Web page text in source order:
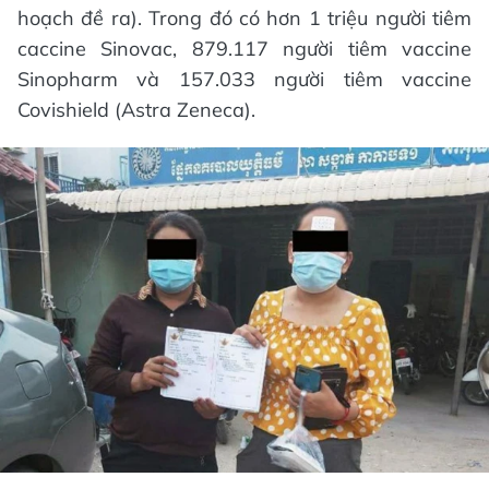
hoạch đề ra). Trong đó có hơn 1 triệu người tiêm
caccine Sinovac, 879.117 người tiêm vaccine
Sinopharm và 157.033 người tiêm vaccine
Covishield (Astra Zeneca).